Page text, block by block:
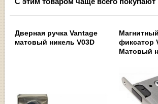
Дверная ручка Vantage
матовый никель V03D
фиксатор
Матовый